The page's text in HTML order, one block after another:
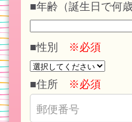
■年齢（誕生日で何
■性別 ※必須
■住所 ※必須